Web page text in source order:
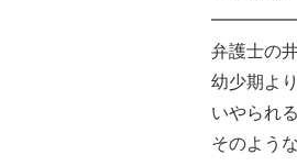
弁護士の
幼少期よ
いやられ
そのよう